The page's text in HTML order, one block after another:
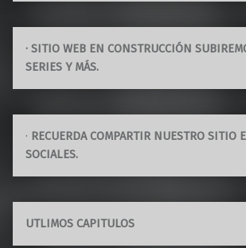
· SITIO WEB EN CONSTRUCCIÓN
SERIES Y MÁS.
· RECUERDA COMPARTIR NUESTRO SITIO
SOCIALES.
UTLIMOS CAPITULOS